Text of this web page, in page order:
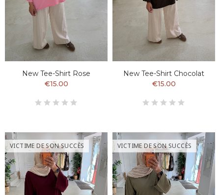
New Tee-Shirt Rose
€15.00
New Tee-Shirt Chocolat
€15.00
VICTIME DE SON SUCCÈS VICTIME DE SON SUCCÈS